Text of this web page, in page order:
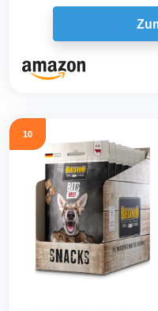
sortenfrei...
10